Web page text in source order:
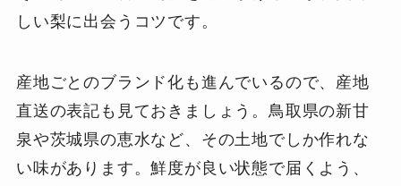
しい梨に出会うコツです。
産地ごとのブランド化も進んでいるので、産地
直送の表記も見ておきましょう。鳥取県の新甘
泉や茨城県の恵水など、その土地でしか作れな
い味があります。鮮度が良い状態で届くよう、